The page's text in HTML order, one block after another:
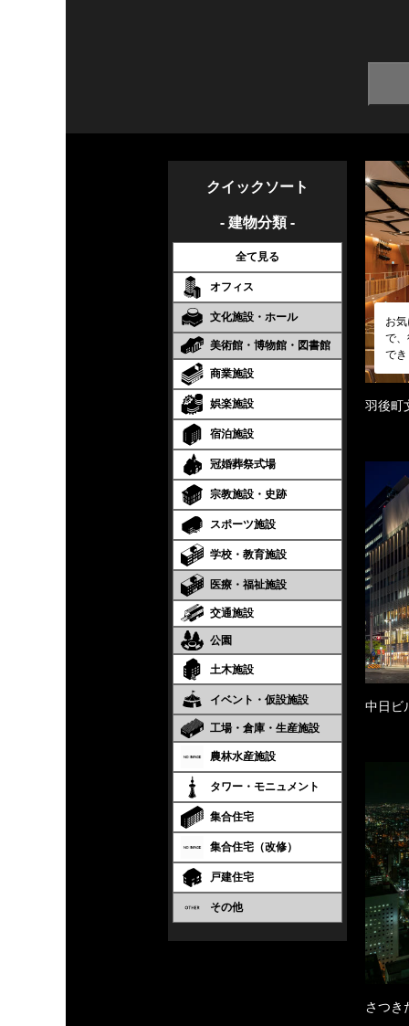
クイックソート
- 建物分類 -
全て見る
オフィス
文化施設・ホール
美術館・博物館・図書館
商業施設
娯楽施設
宿泊施設
冠婚葬祭式場
宗教施設・史跡
スポーツ施設
学校・教育施設
医療・福祉施設
交通施設
公園
土木施設
イベント・仮設施設
工場・倉庫・生産施設
農林水産施設
タワー・モニュメント
集合住宅
集合住宅（改修）
戸建住宅
その他
お
で
で
羽後
中日ビ
さつき